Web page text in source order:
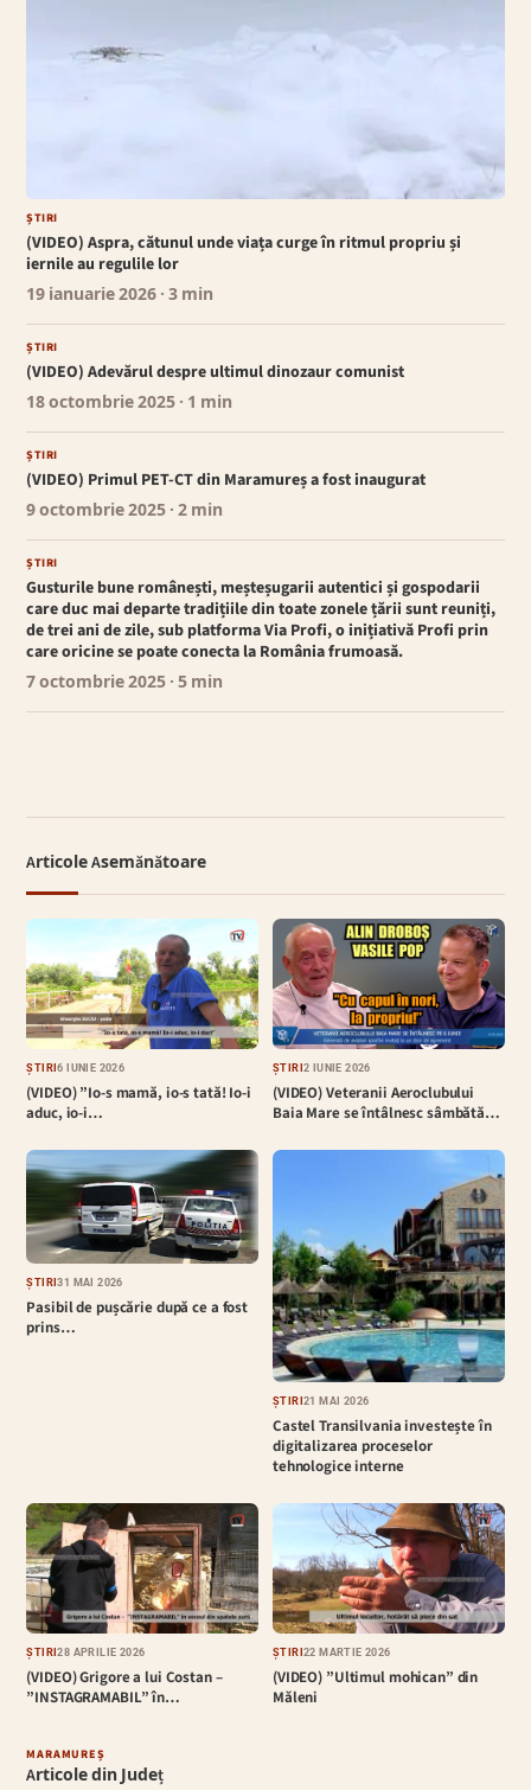
ȘTIRI
(VIDEO) Aspra, cătunul unde viața curge în ritmul propriu și
iernile au regulile lor
19 ianuarie 2026 · 3 min
ȘTIRI
(VIDEO) Adevărul despre ultimul dinozaur comunist
18 octombrie 2025 · 1 min
ȘTIRI
(VIDEO) Primul PET-CT din Maramureș a fost inaugurat
9 octombrie 2025 · 2 min
ȘTIRI
Gusturile bune românești, meșteșugarii autentici și gospodarii
care duc mai departe tradițiile din toate zonele țării sunt reuniți,
de trei ani de zile, sub platforma Via Profi, o inițiativă Profi prin
care oricine se poate conecta la România frumoasă.
7 octombrie 2025 · 5 min
Articole Asemănătoare
ȘTIRI6 IUNIE 2026
(VIDEO) ”Io-s mamă, io-s tată! Io-i
aduc, io-i…
ȘTIRI2 IUNIE 2026
(VIDEO) Veteranii Aeroclubului
Baia Mare se întâlnesc sâmbătă…
ȘTIRI31 MAI 2026
Pasibil de pușcărie după ce a fost
prins…
ȘTIRI21 MAI 2026
Castel Transilvania investește în
digitalizarea proceselor
tehnologice interne
ȘTIRI28 APRILIE 2026
(VIDEO) Grigore a lui Costan –
”INSTAGRAMABIL” în…
ȘTIRI22 MARTIE 2026
(VIDEO) ”Ultimul mohican” din
Măleni
MARAMUREȘ
Articole din Județ